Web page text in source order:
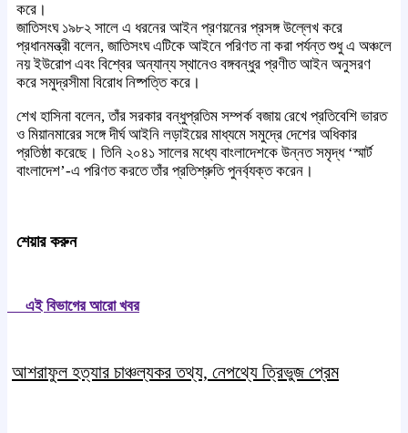
করে।
জাতিসংঘ ১৯৮২ সালে এ ধরনের আইন প্রণয়নের প্রসঙ্গ উল্লেখ করে
প্রধানমন্ত্রী বলেন, জাতিসংঘ এটিকে আইনে পরিণত না করা পর্যন্ত শুধু এ অঞ্চলে
নয় ইউরোপ এবং বিশ্বের অন্যান্য স্থানেও বঙ্গবন্ধুর প্রণীত আইন অনুসরণ
করে সমুদ্রসীমা বিরোধ নিষ্পত্তি করে।
শেখ হাসিনা বলেন, তাঁর সরকার বন্ধুপ্রতিম সম্পর্ক বজায় রেখে প্রতিবেশি ভারত
ও মিয়ানমারের সঙ্গে দীর্ঘ আইনি লড়াইয়ের মাধ্যমে সমুদ্রে দেশের অধিকার
প্রতিষ্ঠা করেছে। তিনি ২০৪১ সালের মধ্যে বাংলাদেশকে উন্নত সমৃদ্ধ ‘স্মার্ট
বাংলাদেশ’-এ পরিণত করতে তাঁর প্রতিশ্রুতি পুনর্ব্যক্ত করেন।
শেয়ার করুন
এই বিভাগের আরো খবর
আশরাফুল হত্যার চাঞ্চল্যকর তথ্য, নেপথ্যে ত্রিভুজ প্রেম